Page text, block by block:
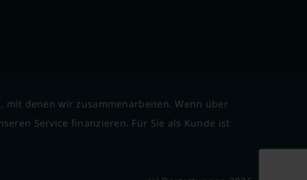
denen wir zusammenarbeiten. Wenn über
Service finanzieren. Für Sie als Kunde ist